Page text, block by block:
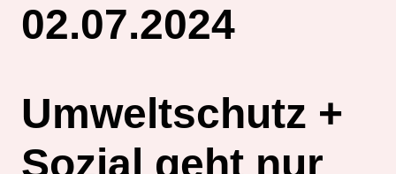
02.07.2024
Umweltschutz +
Sozial geht nur